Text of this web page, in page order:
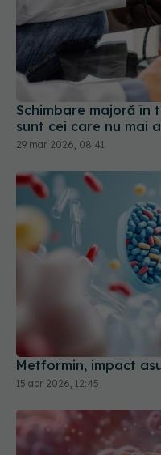
Schimbare majoră în
sunt cei care nu mai
Metformin, impact